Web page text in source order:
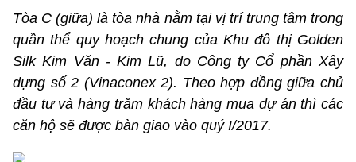
Tòa C (giữa) là tòa nhà nằm tại vị trí trung tâm trong
quần thể quy hoạch chung của Khu đô thị Golden
Silk Kim Văn - Kim Lũ, do Công ty Cổ phần Xây
dựng số 2 (Vinaconex 2). Theo hợp đồng giữa chủ
đầu tư và hàng trăm khách hàng mua dự án thì các
căn hộ sẽ được bàn giao vào quý I/2017.